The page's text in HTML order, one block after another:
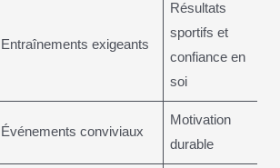
Entraînements exigeants
Résultats
sportifs et
confiance en
soi
Événements conviviaux
Motivation
durable